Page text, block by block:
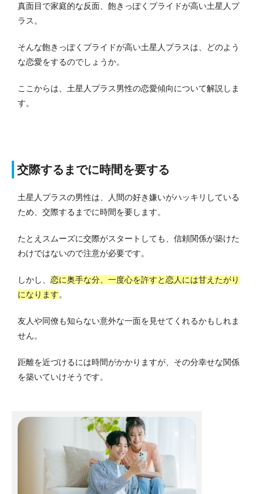
真面目で家庭的な反面、飽きっぽくプライドが高い土星人プ
ラス。
そんな飽きっぽくプライドが高い土星人プラスは、どのよう
な恋愛をするのでしょうか。
ここからは、土星人プラス男性の恋愛傾向について解説しま
す。
交際するまでに時間を要する
土星人プラスの男性は、人間の好き嫌いがハッキリしている
ため、交際するまでに時間を要します。
たとえスムーズに交際がスタートしても、信頼関係が築けた
わけではないので注意が必要です。
しかし、 恋に奥手な分、一度心を許すと恋人には甘えたがり
になります。
友人や同僚も知らない意外な一面を見せてくれるかもしれま
せん。
距離を近づけるには時間がかかりますが、その分幸せな関係
を築いていけそうです。